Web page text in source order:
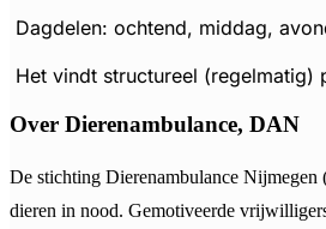
Dagdelen: ochtend, middag,
Het vindt structureel (regelmatig)
Over Dierenambulance, DAN
De stichting Dierenambulance
dieren in nood. Gemotiveerde